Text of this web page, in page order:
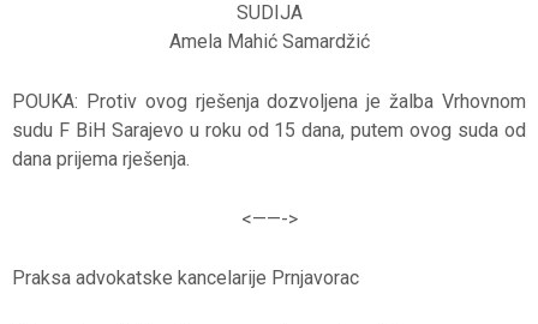
SUDIJA
Amela Mahić Samardžić
POUKA: Protiv ovog rješenja dozvoljena je žalba Vrhovnom
sudu F BiH Sarajevo u roku od 15 dana, putem ovog suda od
dana prijema rješenja.
<——->
Praksa advokatske kancelarije Prnjavorac